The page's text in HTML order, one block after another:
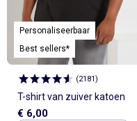
Personaliseerbaar
Best sellers*
(2181)
T-shirt van zuiver katoen
€ 6,00